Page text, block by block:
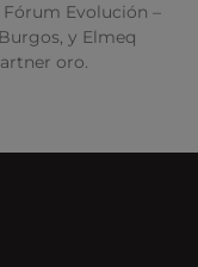
Evolución –
y Elmeq
oro.